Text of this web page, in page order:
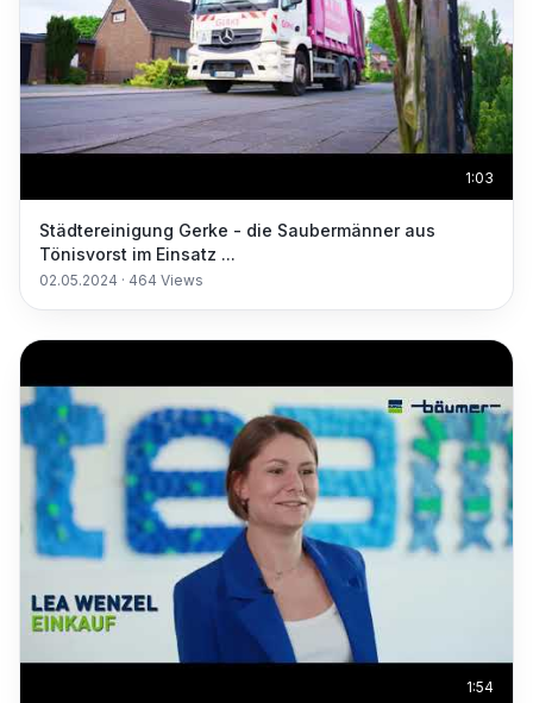
1:03
Städtereinigung Gerke - die Saubermänner aus
Tönisvorst im Einsatz ...
02.05.2024 · 464 Views
1:54